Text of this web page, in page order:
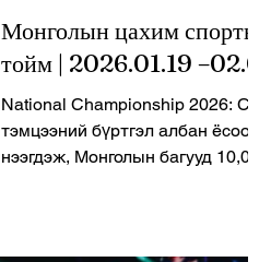
Монголын цахим спортын
тойм | 2026.01.19 –02.01
National Championship 2026: CS2
тэмцээний бүртгэл албан ёсоор
нээгдэж, Монголын багууд 10,000